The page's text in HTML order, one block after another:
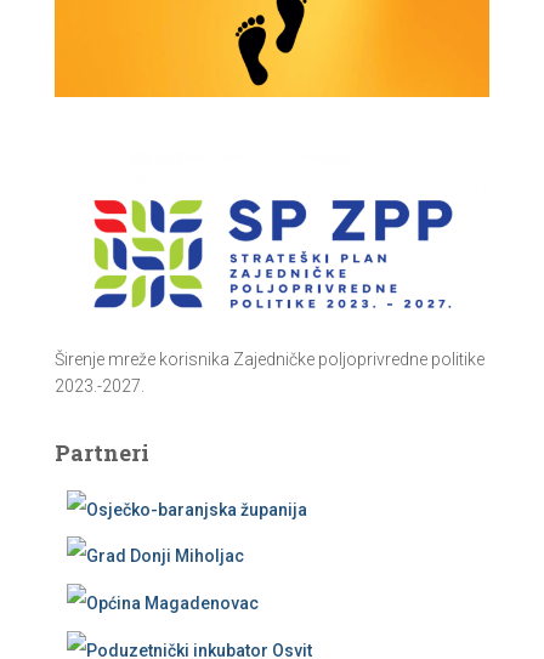
Širenje mreže korisnika Zajedničke poljoprivredne politike
2023.-2027.
Partneri